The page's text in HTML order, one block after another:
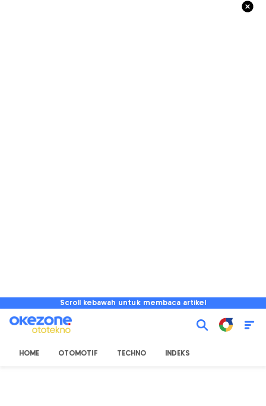
Scroll kebawah untuk membaca artikel
HOME OTOMOTIF TECHNO INDEKS